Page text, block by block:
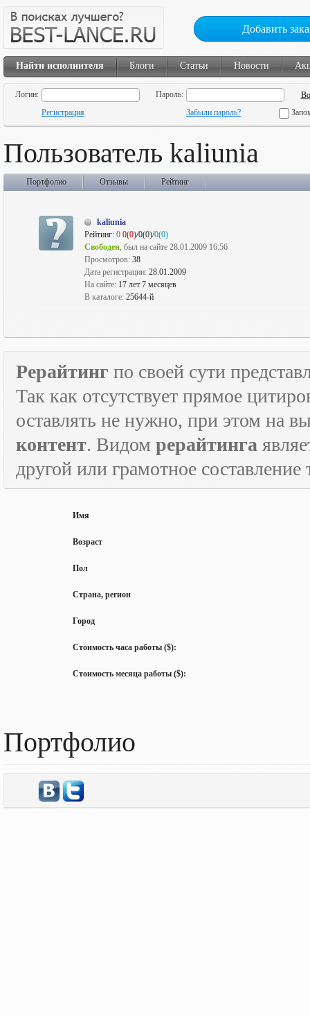
Добавить
Найти исполнителя Блоги Статьи Новости
Логин:
Пароль:
Регистрация
Забыли пароль?
Пользователь kaliunia
Портфолио Отзывы Рейтинг
kaliunia
Рейтинг: 0 0(0)/0(0)/0(0)
Свободен, был на сайте 28.01.2009 16:56
Просмотров: 38
Дата регистрации: 28.01.2009
На сайте: 17 лет 7 месяцев
В каталоге: 25644-й
Рерайтинг по своей сути
Так как отсутствует прямое
оставлять не нужно, при этом на
контент. Видом рерайтинга
другой или грамотное
Имя
Возраст
Пол
Страна, регион
Город
Стоимость часа работы ($):
Стоимость месяца работы ($):
Портфолио